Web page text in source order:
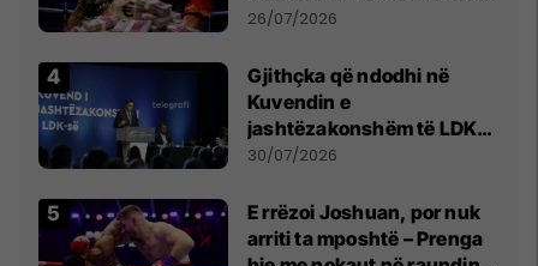
e Prenga
26/07/2026
Gjithçka që ndodhi në
Kuvendin e
jashtëzakonshëm të LDK-
së
30/07/2026
E rrëzoi Joshuan, por nuk
arriti ta mposhtë – Prenga